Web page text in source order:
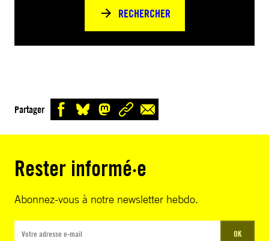
RECHERCHER
Partager
Rester informé·e
Abonnez-vous à notre newsletter hebdo.
OK